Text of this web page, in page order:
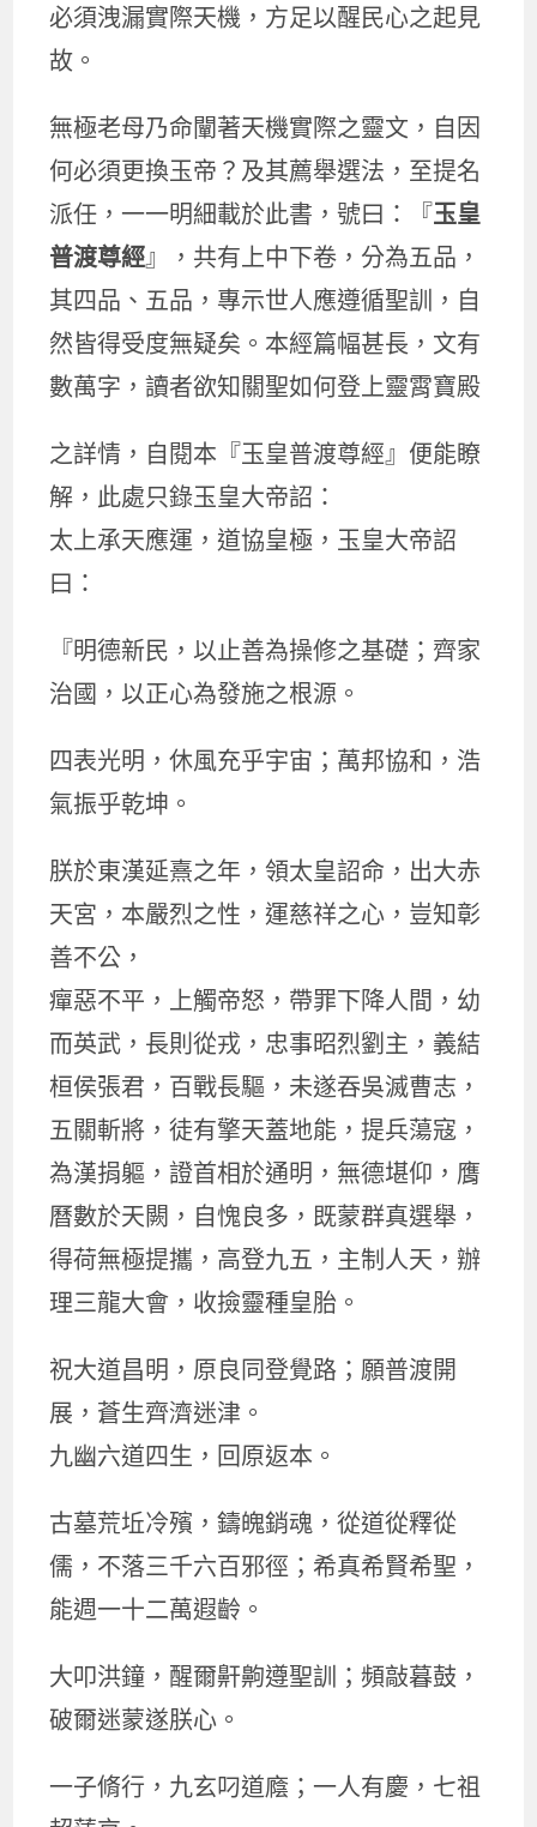
必須洩漏實際天機，方足以醒民心之起見
故。
無極老母乃命闡著天機實際之靈文，自因
何必須更換玉帝？及其薦舉選法，至提名
派任，一一明細載於此書，號曰：『玉皇
普渡尊經』，共有上中下卷，分為五品，
其四品、五品，專示世人應遵循聖訓，自
然皆得受度無疑矣。本經篇幅甚長，文有
數萬字，讀者欲知關聖如何登上靈霄寶殿
之詳情，自閱本『玉皇普渡尊經』便能瞭
解，此處只錄玉皇大帝詔：
太上承天應運，道協皇極，玉皇大帝詔
曰：
『明德新民，以止善為操修之基礎；齊家
治國，以正心為發施之根源。
四表光明，休風充乎宇宙；萬邦協和，浩
氣振乎乾坤。
朕於東漢延熹之年，領太皇詔命，出大赤
天宮，本嚴烈之性，運慈祥之心，豈知彰
善不公，
癉惡不平，上觸帝怒，帶罪下降人間，幼
而英武，長則從戎，忠事昭烈劉主，義結
桓侯張君，百戰長驅，未遂吞吳滅曹志，
五關斬將，徒有擎天蓋地能，提兵蕩寇，
為漢捐軀，證首相於通明，無德堪仰，膺
曆數於天闕，自愧良多，既蒙群真選舉，
得荷無極提攜，高登九五，主制人天，辦
理三龍大會，收撿靈種皇胎。
祝大道昌明，原良同登覺路；願普渡開
展，蒼生齊濟迷津。
九幽六道四生，回原返本。
古墓荒坵冷殯，鑄魄銷魂，從道從釋從
儒，不落三千六百邪徑；希真希賢希聖，
能週一十二萬遐齡。
大叩洪鐘，醒爾鼾齁遵聖訓；頻敲暮鼓，
破爾迷蒙遂朕心。
一子脩行，九玄叼道廕；一人有慶，七祖